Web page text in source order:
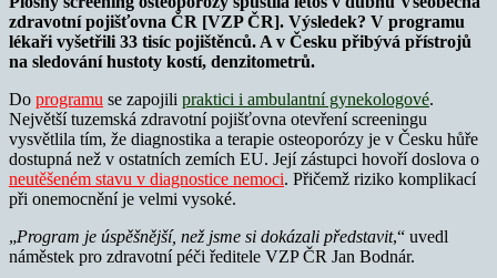
zdravotní pojišťovna ČR [VZP ČR]. Výsledek? V programu
lékaři vyšetřili 33 tisíc pojištěnců. A v Česku přibývá přístrojů
na sledování hustoty kostí, denzitometrů.
Do programu se zapojili praktici i ambulantní gynekologové.
Největší tuzemská zdravotní pojišťovna otevření screeningu
vysvětlila tím, že diagnostika a terapie osteoporózy je v Česku hůře
dostupná než v ostatních zemích EU. Její zástupci hovoří doslova o
neutěšeném stavu v diagnostice nemoci. Přičemž riziko komplikací
při onemocnění je velmi vysoké.
„Program je úspěšnější, než jsme si dokázali představit,“ uvedl
náměstek pro zdravotní péči ředitele VZP ČR Jan Bodnár.